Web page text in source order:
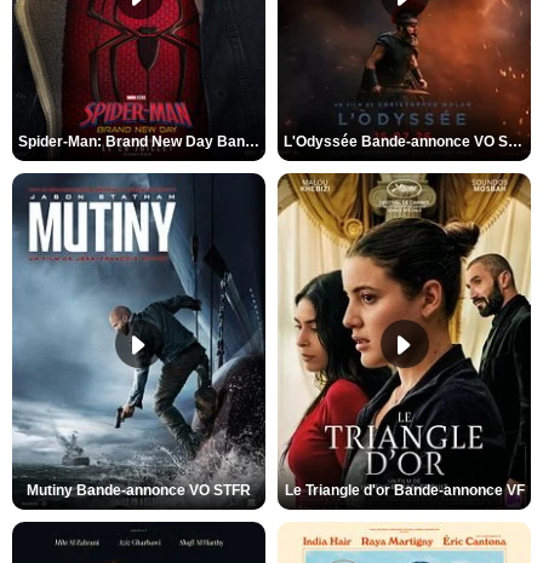
Spider-Man: Brand New Day Bande-annonce VO STFR L'Odyssée Bande-annonce VO STFR
Mutiny Bande-annonce VO STFR Le Triangle d'or Bande-annonce VF